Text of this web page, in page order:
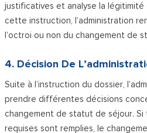
justificatives et analyse la légitimité
cette instruction, l’administration
l’octroi ou non du changement de
4. Décision De
Suite à l’instruction du dossier,
prendre différentes décisions
changement de statut de séjour.
requises sont remplies, le